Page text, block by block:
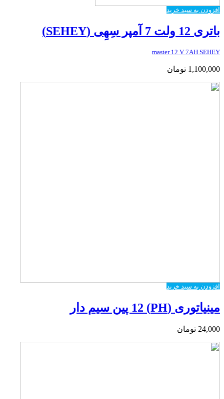
افزودن به سبد خرید
باتری 12 ولت 7 آمپر سِهِی (SEHEY)
master 12 V 7AH SEHEY
1,100,000 تومان
افزودن به سبد خرید
مینیاتوری (PH) 12 پین سیم دار
24,000 تومان